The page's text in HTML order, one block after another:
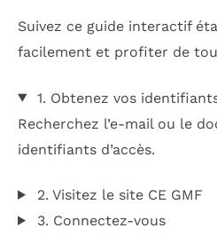
Suivez ce guide interactif
facilement et profiter de
1. Obtenez vos
Recherchez l’e-mail ou le
identifiants d’accès.
2. Visitez le site CE GMF
3. Connectez-vous